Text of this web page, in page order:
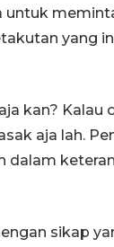
yang
kan? Kalau
aja lah.
dalam
sikap